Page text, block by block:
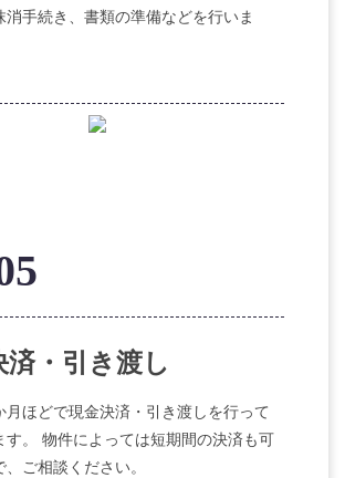
消手続き、書類の準備などを行いま
済・引き渡し
月ほどで現金決済・引き渡しを行って
す。 物件によっては短期間の決済も可
ご相談ください。